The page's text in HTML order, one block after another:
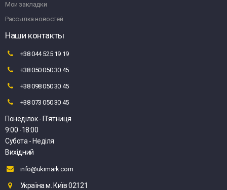
Мои закладки
Рассылка новостей
Наши контакты
+38 044 525 19 19
+38 050 050 30 45
+38 098 050 30 45
+38 073 050 30 45
Понеділок - П'ятниця
9:00 -18:00
Субота - Неділя
Вихідний
info@ukrmark.com
Україна м. Київ 02121